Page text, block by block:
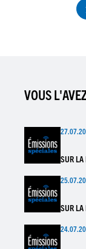
VOUS
SUR LA
SUR LA